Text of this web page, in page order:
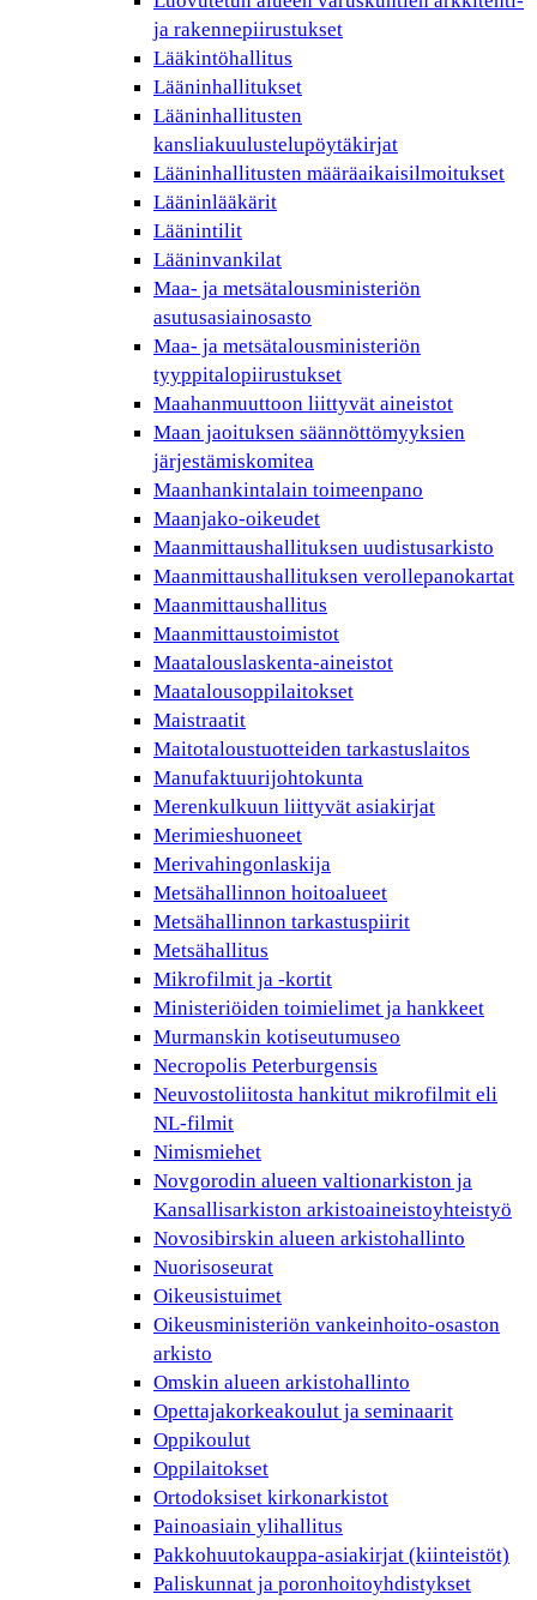
ja rakennepiirustukset
Lääkintöhallitus
Lääninhallitukset
Lääninhallitusten
kansliakuulustelupöytäkirjat
Lääninhallitusten määräaikaisilmoitukset
Lääninlääkärit
Läänintilit
Lääninvankilat
Maa- ja metsätalousministeriön
asutusasiainosasto
Maa- ja metsätalousministeriön
tyyppitalopiirustukset
Maahanmuuttoon liittyvät aineistot
Maan jaoituksen säännöttömyyksien
järjestämiskomitea
Maanhankintalain toimeenpano
Maanjako-oikeudet
Maanmittaushallituksen uudistusarkisto
Maanmittaushallituksen verollepanokartat
Maanmittaushallitus
Maanmittaustoimistot
Maatalouslaskenta-aineistot
Maatalousoppilaitokset
Maistraatit
Maitotaloustuotteiden tarkastuslaitos
Manufaktuurijohtokunta
Merenkulkuun liittyvät asiakirjat
Merimieshuoneet
Merivahingonlaskija
Metsähallinnon hoitoalueet
Metsähallinnon tarkastuspiirit
Metsähallitus
Mikrofilmit ja -kortit
Ministeriöiden toimielimet ja hankkeet
Murmanskin kotiseutumuseo
Necropolis Peterburgensis
Neuvostoliitosta hankitut mikrofilmit eli
NL-filmit
Nimismiehet
Novgorodin alueen valtionarkiston ja
Kansallisarkiston arkistoaineistoyhteistyö
Novosibirskin alueen arkistohallinto
Nuorisoseurat
Oikeusistuimet
Oikeusministeriön vankeinhoito-osaston
arkisto
Omskin alueen arkistohallinto
Opettajakorkeakoulut ja seminaarit
Oppikoulut
Oppilaitokset
Ortodoksiset kirkonarkistot
Painoasiain ylihallitus
Pakkohuutokauppa-asiakirjat (kiinteistöt)
Paliskunnat ja poronhoitoyhdistykset